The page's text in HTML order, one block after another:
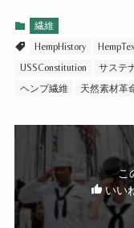
繊維
HempHistory
USSConstitution
サステ
ヘンプ繊維
天然素材革
こ
いい